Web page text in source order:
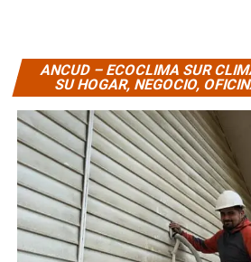
ANCUD – ECOCLIMA SUR
SU HOGAR, NEGOCIO,